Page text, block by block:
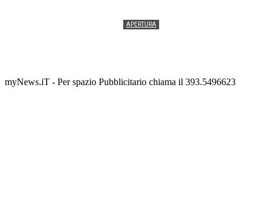
APERTURA
myNews.iT - Per spazio Pubblicitario chiama il 393.5496623